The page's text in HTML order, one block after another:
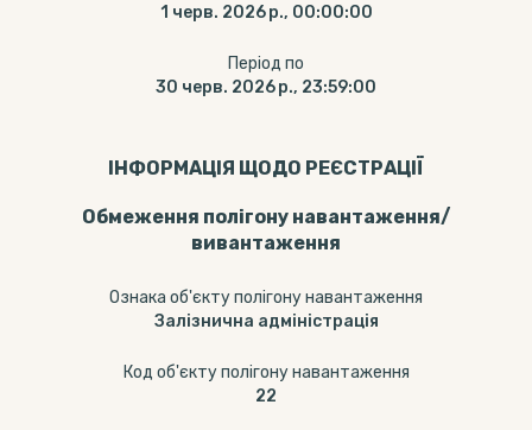
1 черв. 2026 р., 00:00:00
Період по
30 черв. 2026 р., 23:59:00
ІНФОРМАЦІЯ ЩОДО РЕЄСТРАЦІЇ
Обмеження полігону навантаження/
вивантаження
Ознака об'єкту полігону навантаження
Залізнична адміністрація
Код об'єкту полігону навантаження
22